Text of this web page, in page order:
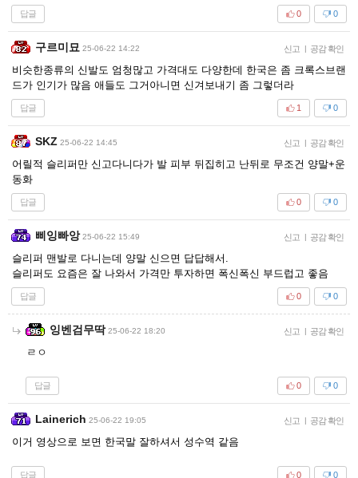
답글 0
0
구르미묘 25-06-22 14:22 신고 | 공감 확인
비슷한종류의 신발도 엄청많고 가격대도 다양한데 한국은 좀 크록스브랜
드가 인기가 많음 애들도 그거아니면 신겨보내기 좀 그렇더라
답글 0
1
SKZ 25-06-22 14:45 신고 | 공감 확인
어릴적 슬리퍼만 신고다니다가 발 피부 뒤집히고 난뒤로 무조건 양말+운
동화
답글 0
0
삐잉빠앙 25-06-22 15:49 신고 | 공감 확인
슬리퍼 맨발로 다니는데 양말 신으면 답답해서.
슬리퍼도 요즘은 잘 나와서 가격만 투자하면 폭신폭신 부드럽고 좋음
답글 0
0
잉벤검무딱 25-06-22 18:20 신고 | 공감 확인
ㄹㅇ
답글 0
0
Lainerich 25-06-22 19:05 신고 | 공감 확인
이거 영상으로 보면 한국말 잘하셔서 성수역 같음
답글 0
0